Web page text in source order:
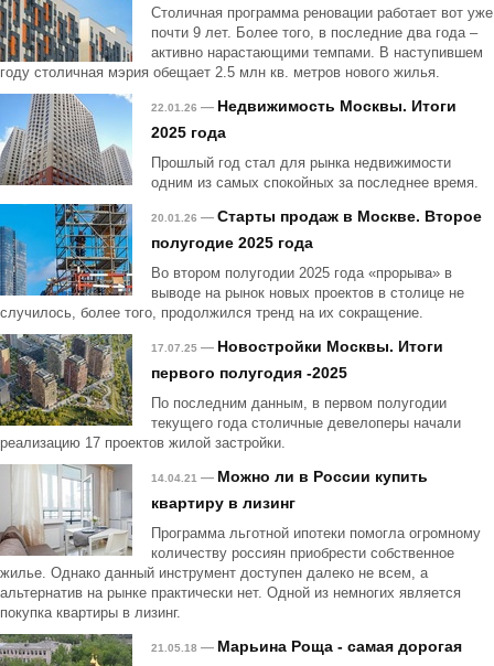
Столичная программа реновации работает вот уже
почти 9 лет. Более того, в последние два года –
активно нарастающими темпами. В наступившем
году столичная мэрия обещает 2.5 млн кв. метров нового жилья.
22.01.26 — Недвижимость Москвы. Итоги
2025 года
Прошлый год стал для рынка недвижимости
одним из самых спокойных за последнее время.
20.01.26 — Старты продаж в Москве. Второе
полугодие 2025 года
Во втором полугодии 2025 года «прорыва» в
выводе на рынок новых проектов в столице не
случилось, более того, продолжился тренд на их сокращение.
17.07.25 — Новостройки Москвы. Итоги
первого полугодия -2025
По последним данным, в первом полугодии
текущего года столичные девелоперы начали
реализацию 17 проектов жилой застройки.
14.04.21 — Можно ли в России купить
квартиру в лизинг
Программа льготной ипотеки помогла огромному
количеству россиян приобрести собственное
жилье. Однако данный инструмент доступен далеко не всем, а
альтернатив на рынке практически нет. Одной из немногих является
покупка квартиры в лизинг.
21.05.18 — Марьина Роща - самая дорогая